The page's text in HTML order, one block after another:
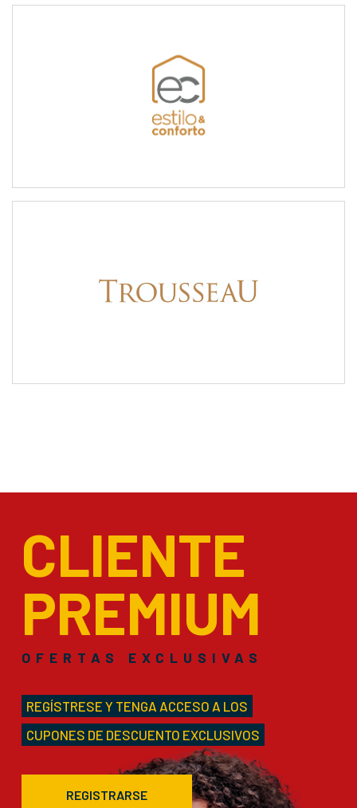
CLIENTE
PREMIUM
OFERTAS EXCLUSIVAS
REGÍSTRESE Y TENGA ACCESO A LOS
CUPONES DE DESCUENTO EXCLUSIVOS
REGISTRARSE